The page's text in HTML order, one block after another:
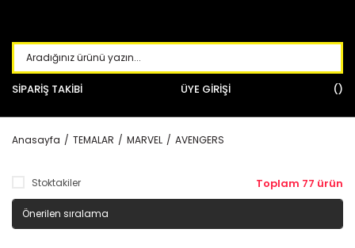
SİPARİŞ TAKİBİ ÜYE GİRİŞİ
Anasayfa TEMALAR MARVEL AVENGERS
Stoktakiler Toplam 77 ürün